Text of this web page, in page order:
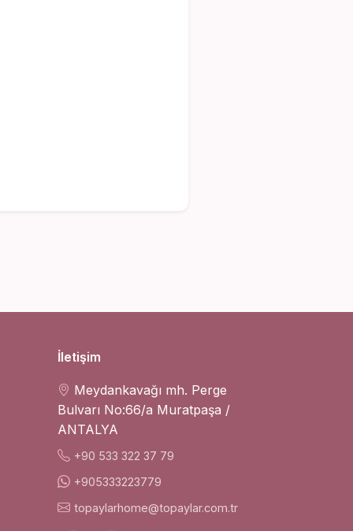
İletişim
Meydankavağı mh. Perge
Bulvarı No:66/a Muratpaşa /
ANTALYA
+90 533 322 37 79
+905333223779
topaylarhome@topaylar.com.tr